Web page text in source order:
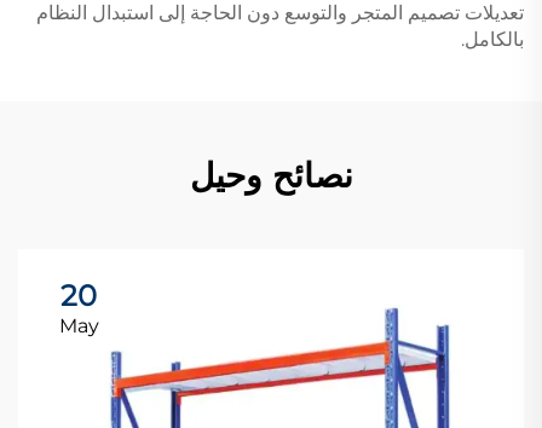
تعديلات تصميم المتجر والتوسع دون الحاجة إلى استبدال النظام
بالكامل.
نصائح وحيل
20
May